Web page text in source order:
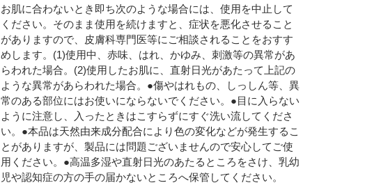
お肌に合わないとき即ち次のような場合には、使用を中止して
ください。そのまま使用を続けますと、症状を悪化させること
がありますので、皮膚科専門医等にご相談されることをおすす
めします。(1)使用中、赤味、はれ、かゆみ、刺激等の異常があ
らわれた場合。(2)使用したお肌に、直射日光があたって上記の
ような異常があらわれた場合。●傷やはれもの、しっしん等、異
常のある部位にはお使いにならないでください。●目に入らない
ように注意し、入ったときはこすらずにすぐ洗い流してくださ
い。●本品は天然由来成分配合により色の変化などが発生するこ
とがありますが、製品には問題ございませんので安心してご使
用ください。●高温多湿や直射日光のあたるところをさけ、乳幼
児や認知症の方の手の届かないところへ保管してください。